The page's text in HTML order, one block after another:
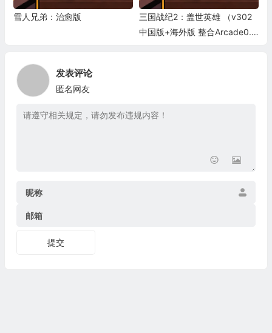
雪人兄弟：治愈版
三国战纪2：盖世英雄 （v302
中国版+海外版 整合Arcade0.1
发表评论
匿名网友
昵称
邮箱
提交